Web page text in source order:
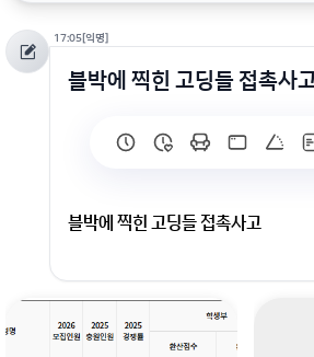
17:05[익명]
블박에 찍힌 고딩들 접촉사
블박에 찍힌 고딩들 접촉사고